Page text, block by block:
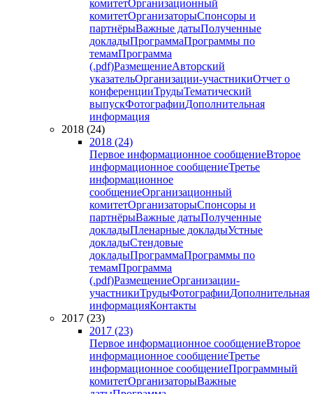
комитетОрганизационный
комитетОрганизаторыСпонсоры и
партнёрыВажные датыПолученные
докладыПрограммаПрограммы по
темамПрограмма
(.pdf)РазмещениеАвторский
указательОрганизации-участникиОтчет о
конференцииТрудыТематический
выпускФотографииДополнительная
информация
2018 (24)
2018 (24)
Первое информационное сообщениеВторое
информационное сообщениеТретье
информационное
сообщениеОрганизационный
комитетОрганизаторыСпонсоры и
партнёрыВажные датыПолученные
докладыПленарные докладыУстные
докладыСтендовые
докладыПрограммаПрограммы по
темамПрограмма
(.pdf)РазмещениеОрганизации-
участникиТрудыФотографииДополнительная
информацияКонтакты
2017 (23)
2017 (23)
Первое информационное сообщениеВторое
информационное сообщениеТретье
информационное сообщениеПрограммный
комитетОрганизаторыВажные